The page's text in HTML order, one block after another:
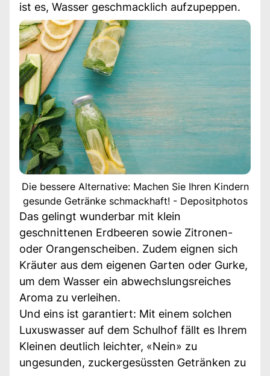
ist es, Wasser geschmacklich aufzupeppen.
Die bessere Alternative: Machen Sie Ihren Kindern
gesunde Getränke schmackhaft! - Depositphotos
Das gelingt wunderbar mit klein
geschnittenen Erdbeeren sowie Zitronen-
oder Orangenscheiben. Zudem eignen sich
Kräuter aus dem eigenen Garten oder Gurke,
um dem Wasser ein abwechslungsreiches
Aroma zu verleihen.
Und eins ist garantiert: Mit einem solchen
Luxuswasser auf dem Schulhof fällt es Ihrem
Kleinen deutlich leichter, «Nein» zu
ungesunden, zuckergesüssten Getränken zu